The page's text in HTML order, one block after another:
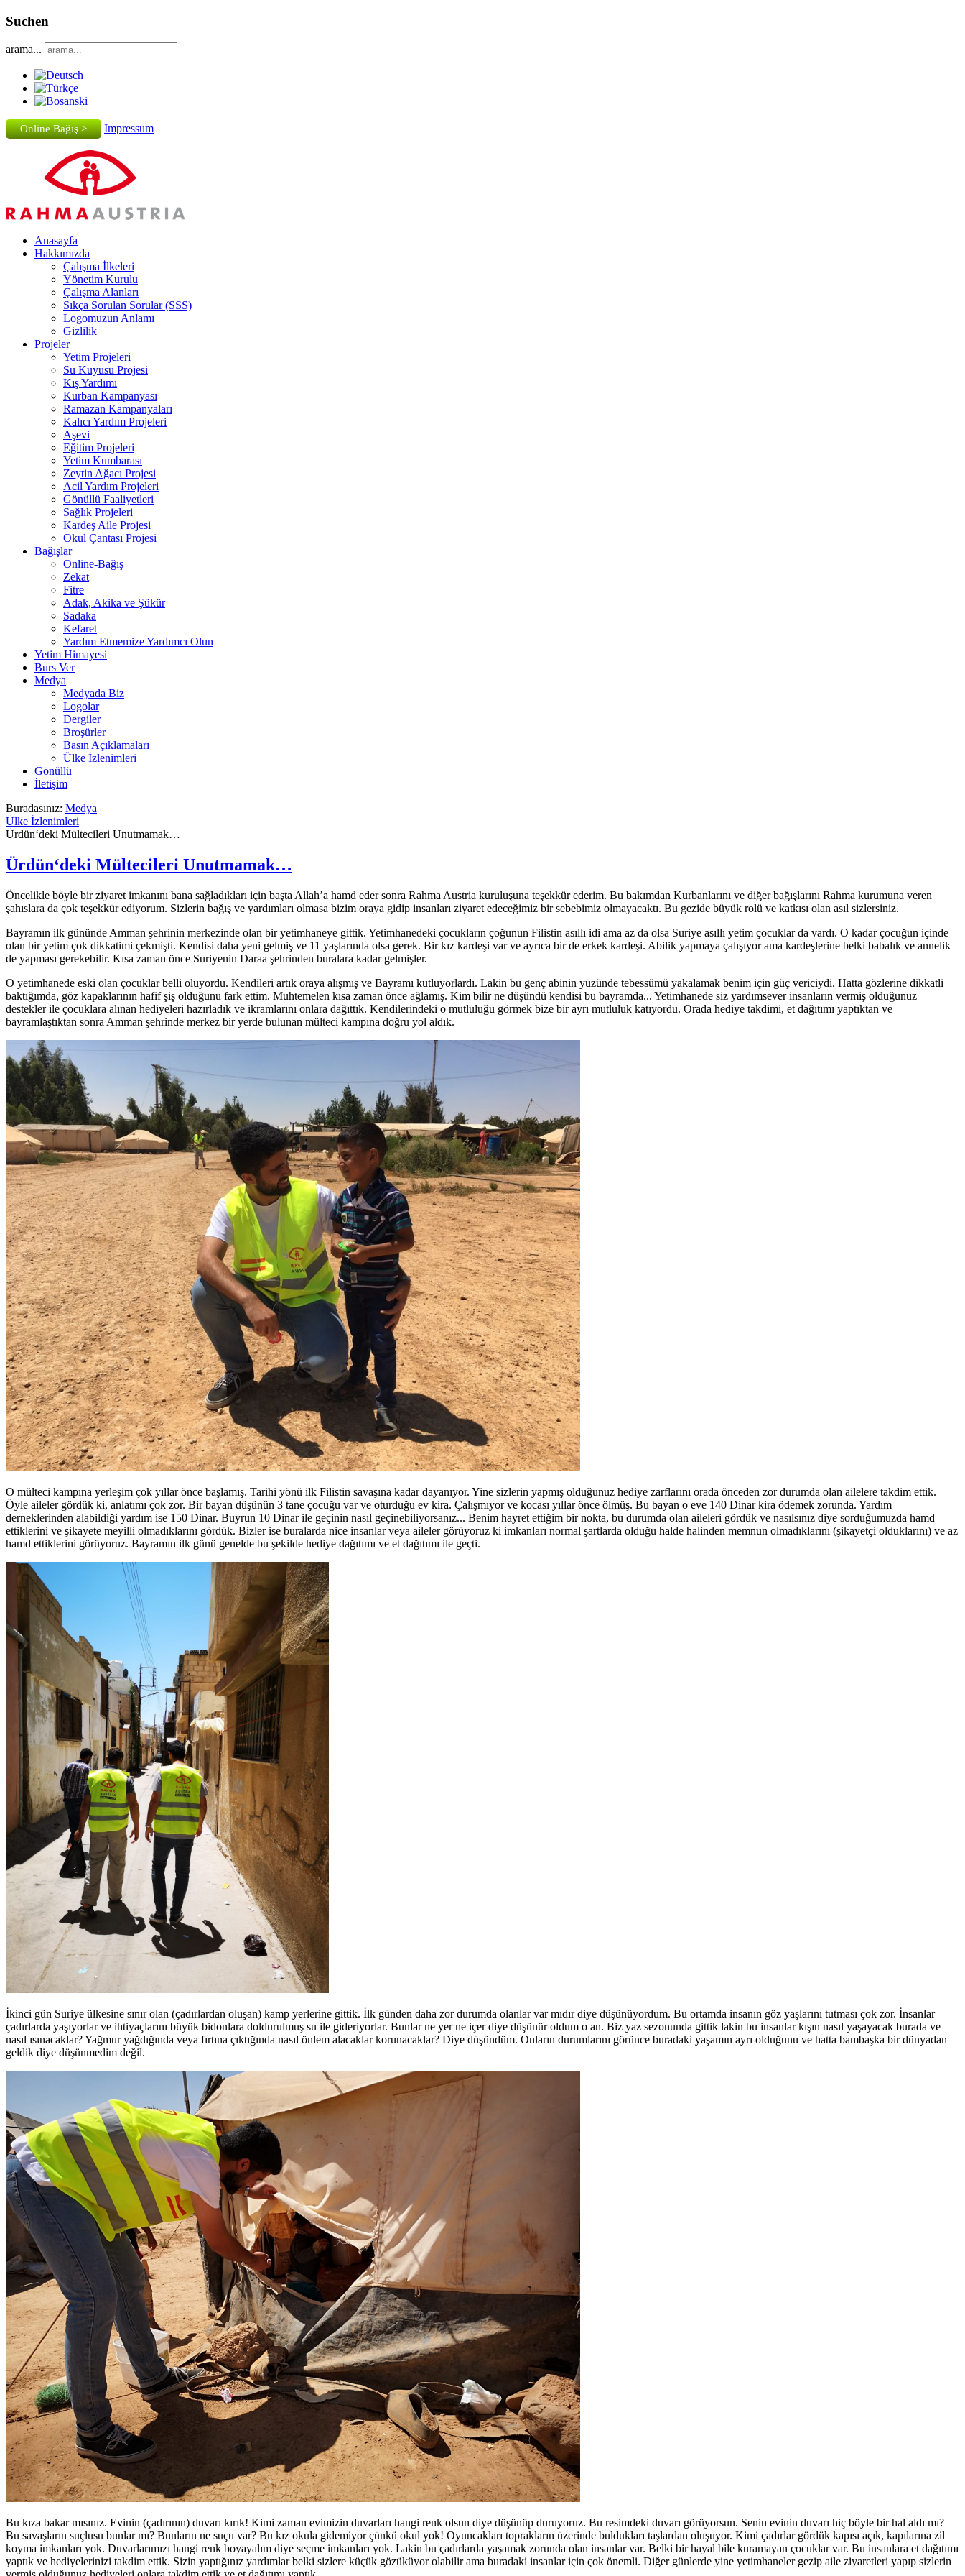
Suchen
arama...
Online Bağış > Impressum
Anasayfa
Hakkımızda
Çalışma İlkeleri
Yönetim Kurulu
Çalışma Alanları
Sıkça Sorulan Sorular (SSS)
Logomuzun Anlamı
Gizlilik
Projeler
Yetim Projeleri
Su Kuyusu Projesi
Kış Yardımı
Kurban Kampanyası
Ramazan Kampanyaları
Kalıcı Yardım Projeleri
Aşevi
Eğitim Projeleri
Yetim Kumbarası
Zeytin Ağacı Projesi
Acil Yardım Projeleri
Gönüllü Faaliyetleri
Sağlık Projeleri
Kardeş Aile Projesi
Okul Çantası Projesi
Bağışlar
Online-Bağış
Zekat
Fitre
Adak, Akika ve Şükür
Sadaka
Kefaret
Yardım Etmemize Yardımcı Olun
Yetim Himayesi
Burs Ver
Medya
Medyada Biz
Logolar
Dergiler
Broşürler
Basın Açıklamaları
Ülke İzlenimleri
Gönüllü
İletişim
Buradasınız: Medya
Ülke İzlenimleri
Ürdün‘deki Mültecileri Unutmamak…
Ürdün‘deki Mültecileri Unutmamak…
Öncelikle böyle bir ziyaret imkanını bana sağladıkları için başta Allah’a hamd eder sonra Rahma Austria kuruluşuna teşekkür ederim. Bu bakımdan Kurbanlarını ve diğer bağışlarını Rahma kurumuna veren
şahıslara da çok teşekkür ediyorum. Sizlerin bağış ve yardımları olmasa bizim oraya gidip insanları ziyaret edeceğimiz bir sebebimiz olmayacaktı. Bu gezide büyük rolü ve katkısı olan asıl sizlersiniz.
Bayramın ilk gününde Amman şehrinin merkezinde olan bir yetimhaneye gittik. Yetimhanedeki çocukların çoğunun Filistin asıllı idi ama az da olsa Suriye asıllı yetim çocuklar da vardı. O kadar çocuğun içinde
olan bir yetim çok dikkatimi çekmişti. Kendisi daha yeni gelmiş ve 11 yaşlarında olsa gerek. Bir kız kardeşi var ve ayrıca bir de erkek kardeşi. Abilik yapmaya çalışıyor ama kardeşlerine belki babalık ve annelik
de yapması gerekebilir. Kısa zaman önce Suriyenin Daraa şehrinden buralara kadar gelmişler.
O yetimhanede eski olan çocuklar belli oluyordu. Kendileri artık oraya alışmış ve Bayramı kutluyorlardı. Lakin bu genç abinin yüzünde tebessümü yakalamak benim için güç vericiydi. Hatta gözlerine dikkatli
baktığımda, göz kapaklarının hafif şiş olduğunu fark ettim. Muhtemelen kısa zaman önce ağlamış. Kim bilir ne düşündü kendisi bu bayramda... Yetimhanede siz yardımsever insanların vermiş olduğunuz
destekler ile çocuklara alınan hediyeleri hazırladık ve ikramlarını onlara dağıttık. Kendilerindeki o mutluluğu görmek bize bir ayrı mutluluk katıyordu. Orada hediye takdimi, et dağıtımı yaptıktan ve
bayramlaştıktan sonra Amman şehrinde merkez bir yerde bulunan mülteci kampına doğru yol aldık.
O mülteci kampına yerleşim çok yıllar önce başlamış. Tarihi yönü ilk Filistin savaşına kadar dayanıyor. Yine sizlerin yapmış olduğunuz hediye zarflarını orada önceden zor durumda olan ailelere takdim ettik.
Öyle aileler gördük ki, anlatımı çok zor. Bir bayan düşünün 3 tane çocuğu var ve oturduğu ev kira. Çalışmıyor ve kocası yıllar önce ölmüş. Bu bayan o eve 140 Dinar kira ödemek zorunda. Yardım
derneklerinden alabildiği yardım ise 150 Dinar. Buyrun 10 Dinar ile geçinin nasıl geçinebiliyorsanız... Benim hayret ettiğim bir nokta, bu durumda olan aileleri gördük ve nasılsınız diye sorduğumuzda hamd
ettiklerini ve şikayete meyilli olmadıklarını gördük. Bizler ise buralarda nice insanlar veya aileler görüyoruz ki imkanları normal şartlarda olduğu halde halinden memnun olmadıklarını (şikayetçi olduklarını) ve az
hamd ettiklerini görüyoruz. Bayramın ilk günü genelde bu şekilde hediye dağıtımı ve et dağıtımı ile geçti.
İkinci gün Suriye ülkesine sınır olan (çadırlardan oluşan) kamp yerlerine gittik. İlk günden daha zor durumda olanlar var mıdır diye düşünüyordum. Bu ortamda insanın göz yaşlarını tutması çok zor. İnsanlar
çadırlarda yaşıyorlar ve ihtiyaçlarını büyük bidonlara doldurulmuş su ile gideriyorlar. Bunlar ne yer ne içer diye düşünür oldum o an. Biz yaz sezonunda gittik lakin bu insanlar kışın nasıl yaşayacak burada ve
nasıl ısınacaklar? Yağmur yağdığında veya fırtına çıktığında nasıl önlem alacaklar korunacaklar? Diye düşündüm. Onların durumlarını görünce buradaki yaşamın ayrı olduğunu ve hatta bambaşka bir dünyadan
geldik diye düşünmedim değil.
Bu kıza bakar mısınız. Evinin (çadırının) duvarı kırık! Kimi zaman evimizin duvarları hangi renk olsun diye düşünüp duruyoruz. Bu resimdeki duvarı görüyorsun. Senin evinin duvarı hiç böyle bir hal aldı mı?
Bu savaşların suçlusu bunlar mı? Bunların ne suçu var? Bu kız okula gidemiyor çünkü okul yok! Oyuncakları toprakların üzerinde buldukları taşlardan oluşuyor. Kimi çadırlar gördük kapısı açık, kapılarına zil
koyma imkanları yok. Duvarlarımızı hangi renk boyayalım diye seçme imkanları yok. Lakin bu çadırlarda yaşamak zorunda olan insanlar var. Belki bir hayal bile kuramayan çocuklar var. Bu insanlara et dağıtımı
yaptık ve hediyelerinizi takdim ettik. Sizin yaptığınız yardımlar belki sizlere küçük gözüküyor olabilir ama buradaki insanlar için çok önemli. Diğer günlerde yine yetimhaneler gezip aile ziyaretleri yapıp sizlerin